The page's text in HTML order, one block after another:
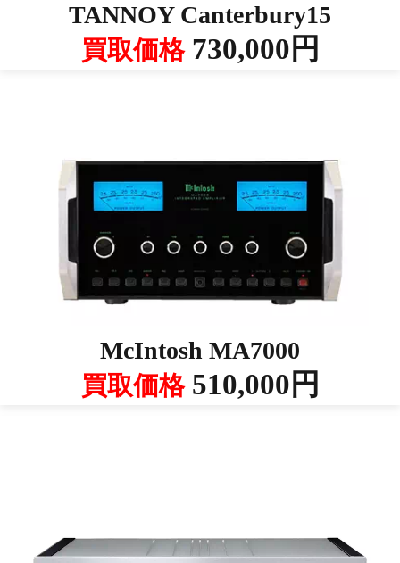
TANNOY Canterbury15
買取価格730,000円
McIntosh MA7000
買取価格510,000円